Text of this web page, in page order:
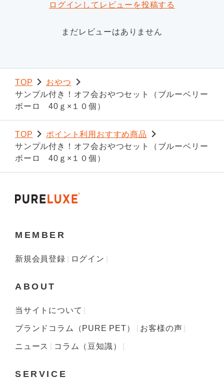
ログインしてレビューを投稿する
まだレビューはありません
TOP
おやつ
サンプル付き！オフ会おやつセット（ブルーベリー
ボーロ 40ｇ×１０個）
TOP
ポイント利用おすすめ商品
サンプル付き！オフ会おやつセット（ブルーベリー
ボーロ 40ｇ×１０個）
MEMBER
新規会員登録 ログイン
ABOUT
当サイトについて
ブランドコラム（PURE PET） お客様の声
ニュース コラム（豆知識）
SERVICE